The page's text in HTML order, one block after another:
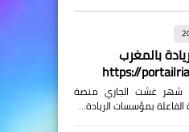
بالمغرب
https://
شهر غشت الجاري منصة
الفاعلة بمؤسسات الريادة…